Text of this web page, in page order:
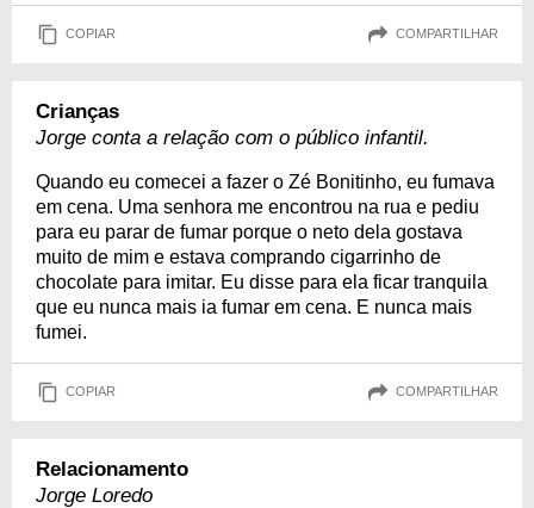
COPIAR COMPARTILHAR
Crianças
Jorge conta a relação com o público infantil.
Quando eu comecei a fazer o Zé Bonitinho, eu fumava
em cena. Uma senhora me encontrou na rua e pediu
para eu parar de fumar porque o neto dela gostava
muito de mim e estava comprando cigarrinho de
chocolate para imitar. Eu disse para ela ficar tranquila
que eu nunca mais ia fumar em cena. E nunca mais
fumei.
COPIAR COMPARTILHAR
Relacionamento
Jorge Loredo